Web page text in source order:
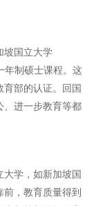
坡国立大学
年制硕士课程。这
部的认证。回国
、进一步教育等都
学，如新加坡国
，教育质量得到